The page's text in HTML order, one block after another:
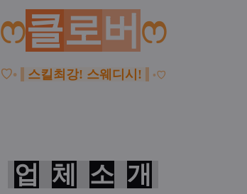
ෆ클로버 ෆ
♡• 스킬최강! 스웨디시! •♡
업 체 소 개